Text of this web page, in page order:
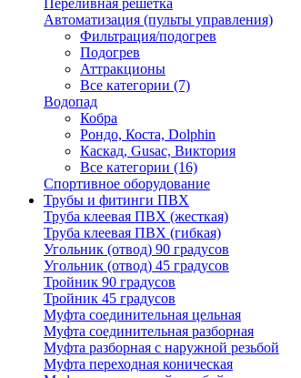
Переливная решетка
Автоматизация (пульты управления)
Фильтрация/подогрев
Подогрев
Аттракционы
Все категории (7)
Водопад
Кобра
Рондо, Коста, Dolphin
Каскад, Gusac, Виктория
Все категории (16)
Спортивное оборудование
Трубы и фитинги ПВХ
Труба клеевая ПВХ (жесткая)
Труба клеевая ПВХ (гибкая)
Угольник (отвод) 90 градусов
Угольник (отвод) 45 градусов
Тройник 90 градусов
Тройник 45 градусов
Муфта соединительная цельная
Муфта соединительная разборная
Муфта разборная с наружной резьбой
Муфта переходная коническая